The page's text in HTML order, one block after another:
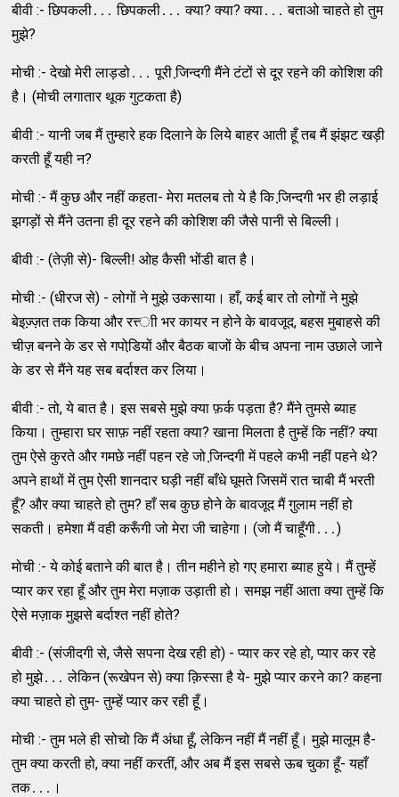
बीवी :- छिपकली․․․ छिपकली․․․ क्‍या? क्‍या? क्‍या․․․ बताओ चाहते हो तुम
मुझे?
मोची :- देखो मेरी लाड़डो․․․ पूरी जि़न्‍दगी मैंने टंटों से दूर रहने की कोशिश की
है। (मोची लगातार थूक गुटकता है)
बीवी :- यानी जब मैं तुम्‍हारे हक दिलाने के लिये बाहर आती हूँ तब मैं झंझट खड़ी
करती हूँ यही न?
मोची :- मैं कुछ और नहीं कहता- मेरा मतलब तो ये है कि जि़न्‍दगी भर ही लड़ाई
झगड़ों से मैंने उतना ही दूर रहने की कोशिश की जैसे पानी से बिल्‍ली।
बीवी :- (तेज़ी से)- बिल्‍ली! ओह कैसी भोंडी बात है।
मोची :- (धीरज से) - लोगों ने मुझे उकसाया। हाँ, कई बार तो लोगों ने मुझे
बेइज्‍़ज़त तक किया और रत्त्‍ाी भर कायर न होने के बावजूद, बहस मुबाहसे की
चीज़ बनने के डर से गपोडि़यों और बैठक बाजों के बीच अपना नाम उछाले जाने
के डर से मैंने यह सब बर्दाश्‍त कर लिया।
बीवी :- तो, ये बात है। इस सबसे मुझे क्‍या फ़र्क पड़ता है? मैंने तुमसे ब्‍याह
किया। तुम्‍हारा घर साफ़ नहीं रहता क्‍या? खाना मिलता है तुम्‍हें कि नहीं? क्‍या
तुम ऐसे कुरते और गमछे नहीं पहन रहे जो जि़न्‍दगी में पहले कभी नहीं पहने थे?
अपने हाथों में तुम ऐसी शानदार घड़ी नहीं बाँधे घूमते जिसमें रात चाबी मैं भरती
हूँ? और क्‍या चाहते हो तुम? हाँ सब कुछ होने के बावजूद मैं गु़लाम नहीं हो
सकती। हमेशा मैं वही करूँगी जो मेरा जी चाहेगा। (जो मैं चाहूँगी․․․)
मोची :- ये कोई बताने की बात है। तीन महीने हो गए हमारा ब्‍याह हुये। मैं तुम्‍हें
प्‍यार कर रहा हूँ और तुम मेरा मज़ाक उड़ाती हो। समझ नहीं आता क्‍या तुम्‍हें कि
ऐसे मज़ाक मुझसे बर्दाश्‍त नहीं होते?
बीवी :- (संजीदगी से, जैसे सपना देख रही हो) - प्‍यार कर रहे हो, प्‍यार कर रहे
हो मुझे․․․ लेकिन (रूखेपन से) क्‍या क़िस्‍सा है ये- मुझे प्‍यार करने का? कहना
क्‍या चाहते हो तुम- तुम्‍हें प्‍यार कर रही हूँ।
मोची :- तुम भले ही सोचो कि मैं अंधा हूँ, लेकिन नहीं मैं नहीं हूँ। मुझे मालूम है-
तुम क्‍या करती हो, क्‍या नहीं करतीं, और अब मैं इस सबसे ऊब चुका हूँ- यहाँ
तक․․․।